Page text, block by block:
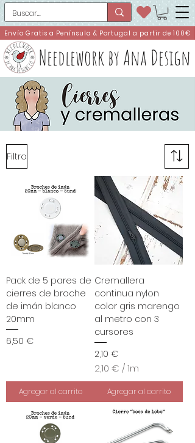
Needlework by Ana Design
Envío Gratis a Península & Portugal a partir de 100€
Filtro
Pack de 5 pares de
cierres de broche
de imán blanco
20mm
Precio
6,50 €
Agregar al carrito
Cremallera
continua nylon
color gris marengo
al metro con 3
cursores
Precio
2,10 €
2,10 € /1m
2
1
Agregar al carrito